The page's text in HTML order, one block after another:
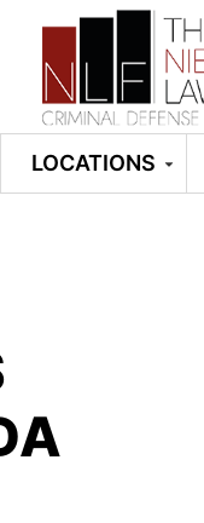
LOCATIONS